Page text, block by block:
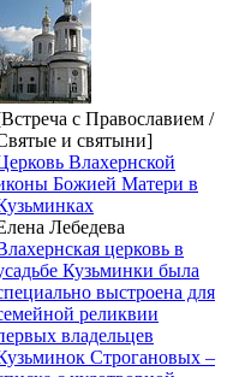
с Православием /
и святыни]
Влахернской
Божией Матери в
Лебедева
церковь в
Кузьминки была
выстроена для
реликвии
владельцев
Строгановых –